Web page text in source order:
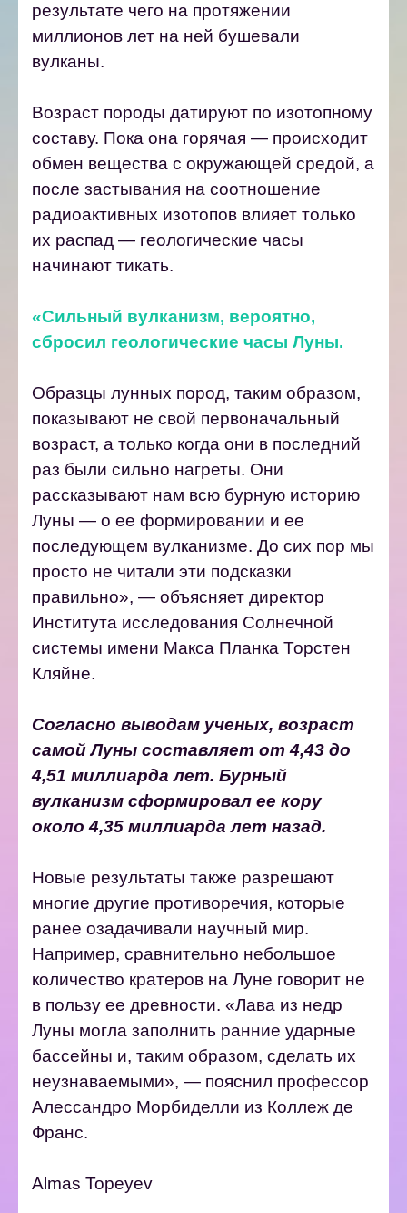
результате чего на протяжении
миллионов лет на ней бушевали
вулканы.
Возраст породы датируют по изотопному
составу. Пока она горячая — происходит
обмен вещества с окружающей средой, а
после застывания на соотношение
радиоактивных изотопов влияет только
их распад — геологические часы
начинают тикать.
«Сильный вулканизм, вероятно,
сбросил геологические часы Луны.
Образцы лунных пород, таким образом,
показывают не свой первоначальный
возраст, а только когда они в последний
раз были сильно нагреты. Они
рассказывают нам всю бурную историю
Луны — о ее формировании и ее
последующем вулканизме. До сих пор мы
просто не читали эти подсказки
правильно», — объясняет директор
Института исследования Солнечной
системы имени Макса Планка Торстен
Кляйне.
Согласно выводам ученых, возраст
самой Луны составляет от 4,43 до
4,51 миллиарда лет. Бурный
вулканизм сформировал ее кору
около 4,35 миллиарда лет назад.
Новые результаты также разрешают
многие другие противоречия, которые
ранее озадачивали научный мир.
Например, сравнительно небольшое
количество кратеров на Луне говорит не
в пользу ее древности. «Лава из недр
Луны могла заполнить ранние ударные
бассейны и, таким образом, сделать их
неузнаваемыми», — пояснил профессор
Алессандро Морбиделли из Коллеж де
Франс.
Almas Topeyev